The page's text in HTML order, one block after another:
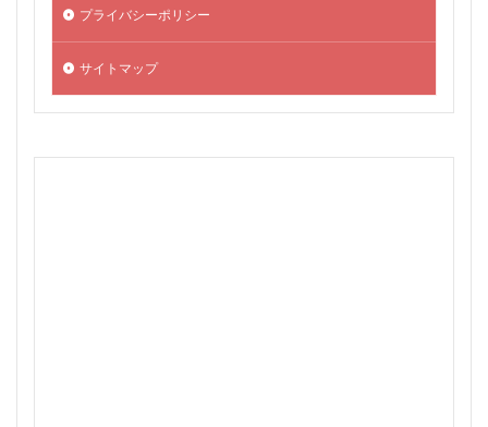
プライバシーポリシー
サイトマップ